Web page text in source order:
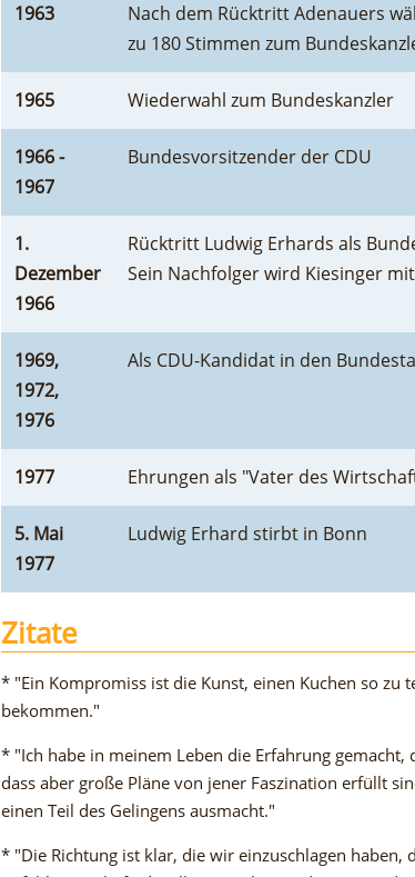
1963
Nach dem Rücktritt Adenauers
zu 180 Stimmen zum
1965 Wiederwahl zum Bundeskanzler
1966 -
1967
Bundesvorsitzender der CDU
1.
Dezember
1966
Rücktritt Ludwig Erhards als
Sein Nachfolger wird Kiesinger
1969,
1972,
1976
Als CDU-Kandidat in den
1977 Ehrungen als "Vater des
5. Mai
1977
Ludwig Erhard stirbt in Bonn
Zitate
* "Ein Kompromiss ist die Kunst, einen Kuchen so zu
bekommen."
* "Ich habe in meinem Leben die Erfahrung
dass aber große Pläne von jener Faszination erfüllt
einen Teil des Gelingens ausmacht."
* "Die Richtung ist klar, die wir einzuschlagen haben,